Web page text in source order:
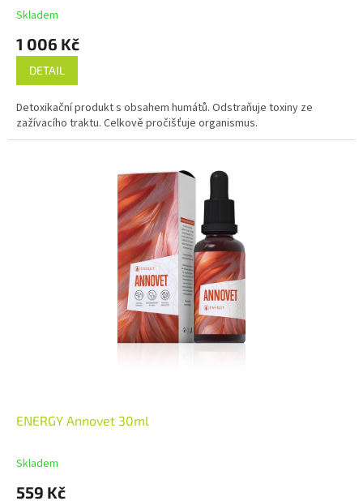
Skladem
1 006 Kč
DETAIL
Detoxikační produkt s obsahem humátů. Odstraňuje toxiny ze
zažívacího traktu. Celkově pročišťuje organismus.
ENERGY Annovet 30ml
Skladem
559 Kč